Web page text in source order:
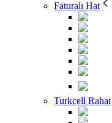
Faturalı Hat
Turkcell Rahat